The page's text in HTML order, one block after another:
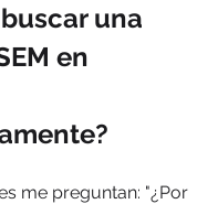
una
en
me preguntan: "¿Por